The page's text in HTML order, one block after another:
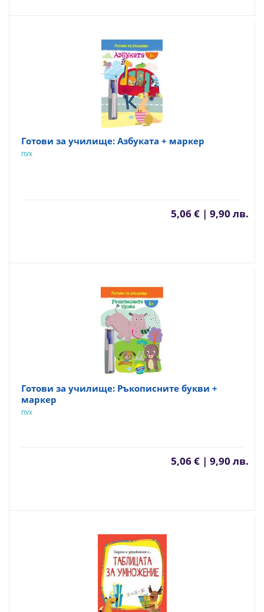
Готови за училище: Азбуката + маркер
ПУХ
5,06 € | 9,90 лв.
Готови за училище: Ръкописните букви +
маркер
ПУХ
5,06 € | 9,90 лв.